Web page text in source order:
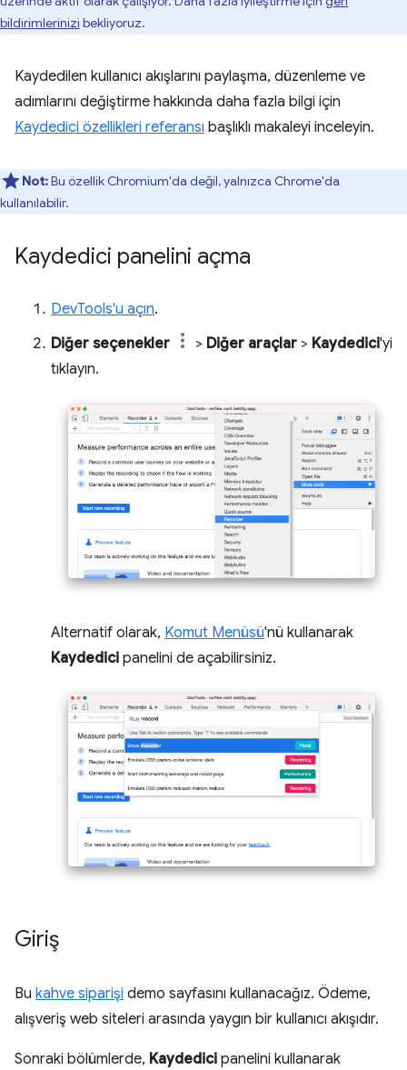
bildirimlerinizi bekliyoruz.
Kaydedilen kullanıcı akışlarını paylaşma, düzenleme ve
adımlarını değiştirme hakkında daha fazla bilgi için
Kaydedici özellikleri referansı başlıklı makaleyi inceleyin.
Not:Bu özellik Chromium'da değil, yalnızca Chrome'da
kullanılabilir.
Kaydedici panelini açma
DevTools'u açın.
Diğer seçenekler
> Diğer araçlar > Kaydedici'yi
tıklayın.
Alternatif olarak, Komut Menüsü'nü kullanarak
Kaydedici panelini de açabilirsiniz.
Giriş
Bu kahve siparişi demo sayfasını kullanacağız. Ödeme,
alışveriş web siteleri arasında yaygın bir kullanıcı akışıdır.
Sonraki bölümlerde, Kaydedici panelini kullanarak